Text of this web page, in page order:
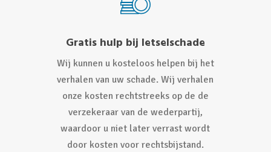
Gratis hulp bij letselschade
Wij kunnen u kosteloos helpen bij het
verhalen van uw schade. Wij verhalen
onze kosten rechtstreeks op de de
verzekeraar van de wederpartij,
waardoor u niet later verrast wordt
door kosten voor rechtsbijstand.